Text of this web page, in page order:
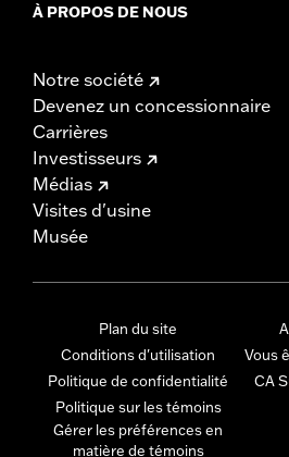
À PROPOS DE NOUS
Notre société
Devenez un concessionnaire
Carrières
Investisseurs
Médias
Visites d'usine
Musée
Plan du site
Conditions d'utilisation
Politique de confidentialité
Politique sur les témoins
Gérer les préférences en
matière de témoins
Vous
CA